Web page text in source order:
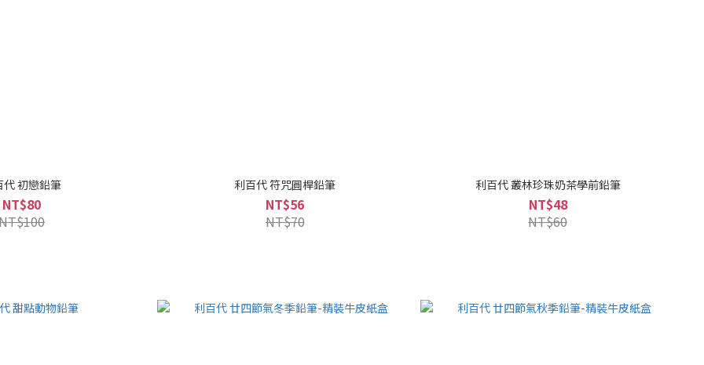
代 初戀鉛筆
NT$80
利百代 符咒圓桿鉛筆
NT$56
NT$70
利百代 叢林珍珠奶茶學前鉛筆
NT$48
NT$60